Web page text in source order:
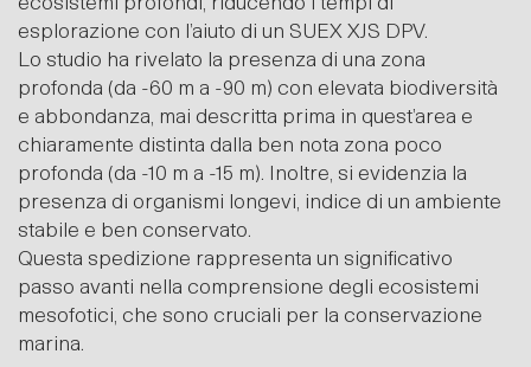
ecosistemi profondi, riducendo i tempi di
esplorazione con l’aiuto di un SUEX XJS DPV.
Lo studio ha rivelato la presenza di una zona
profonda (da -60 m a -90 m) con elevata biodiversità
e abbondanza, mai descritta prima in quest’area e
chiaramente distinta dalla ben nota zona poco
profonda (da -10 m a -15 m). Inoltre, si evidenzia la
presenza di organismi longevi, indice di un ambiente
stabile e ben conservato.
Questa spedizione rappresenta un significativo
passo avanti nella comprensione degli ecosistemi
mesofotici, che sono cruciali per la conservazione
marina.